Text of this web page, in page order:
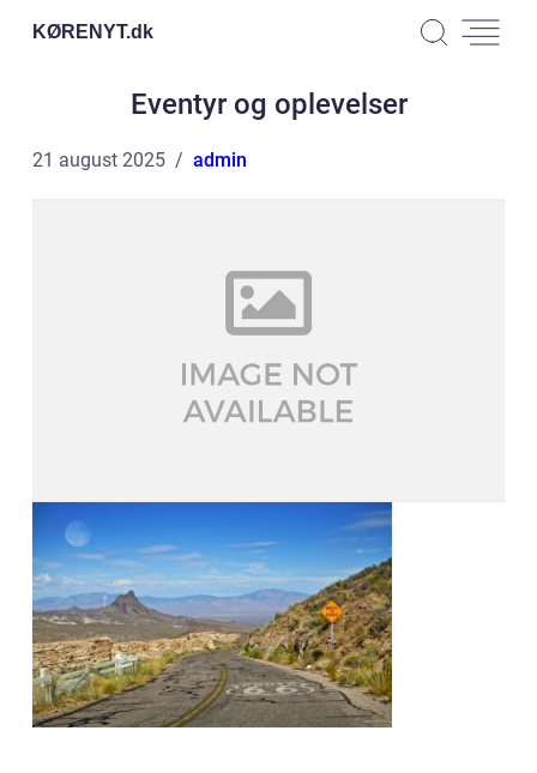
KØRENYT.dk
Eventyr og oplevelser
21 august 2025 admin